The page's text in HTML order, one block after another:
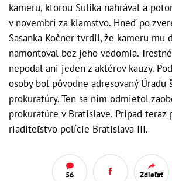
kameru, ktorou Sulíka nahrával a
v novembri za klamstvo. Hneď po
Sasanka Kočner tvrdil, že kameru mu
namontoval bez jeho vedomia.
nepodal ani jeden z aktérov kauzy.
osoby bol pôvodne adresovaný Úradu
prokuratúry. Ten sa ním odmietol
prokuratúre v Bratislave. Prípad teraz
riaditeľstvo polície Bratislava III.
56 Zdieľať